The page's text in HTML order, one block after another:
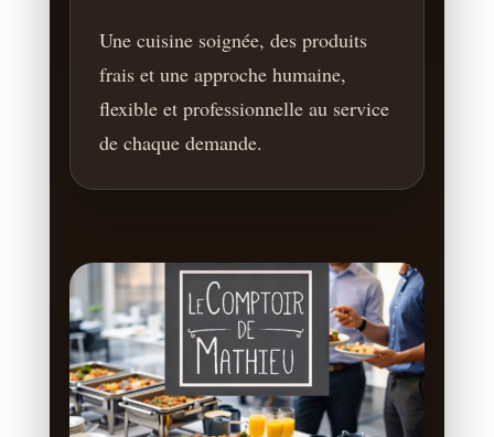
Une cuisine soignée, des produits
frais et une approche humaine,
flexible et professionnelle au service
de chaque demande.